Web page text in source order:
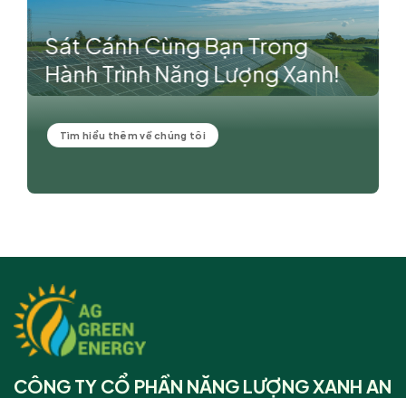
Sát Cánh Cùng Bạn Trong
Hành Trình Năng Lượng Xanh!
Tìm hiểu thêm về chúng tôi
CÔNG TY CỔ PHẦN NĂNG LƯỢNG XANH AN